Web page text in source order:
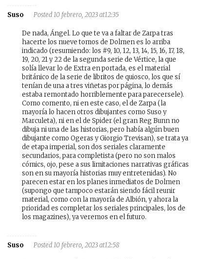
Suso Posted 10 febrero, 2023 at12:35
De nada, Ángel. Lo que te va a faltar de Zarpa tras
hacerte los nueve tomos de Dolmen es lo arriba
indicado (resumiendo: los #9, 10, 12, 13, 14, 15, 16, 17, 18,
19, 20, 21 y 22 de la segunda serie de Vértice, la que
solía llevar lo de Extra en portada, es el material
británico de la serie de libritos de quiosco, los que sí
tenían de una a tres viñetas por página, lo demás
estaba remontado horriblemente para parecersele).
Como comento, ni en este caso, el de Zarpa (la
mayoría lo hacen otros dibujantes como Suso y
Marculeta), ni en el de Spider (el gran Reg Bunn no
dibuja ni una de las historias, pero había algún buen
dibujante como Ogeras y Giorgio Trevisan), se trata ya
de etapa imperial, son dos seriales claramente
secundarios, para completista (pero no son malos
cómics, ojo, pese a sus limitaciones narrativas gráficas
son en su mayoría historias muy entretenidas). No
parecen estar en los planes inmediatos de Dolmen
(supongo que tampoco estarán siendo fácil reunir
material, como con la mayoría de Albión, y ahora la
prioridad es completar los seriales principales, los de
los magazines), ya veremos en el futuro.
Suso Posted 10 febrero, 2023 at12:58